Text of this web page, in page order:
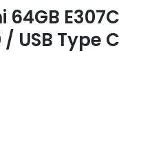
64GB E307C
USB Type C